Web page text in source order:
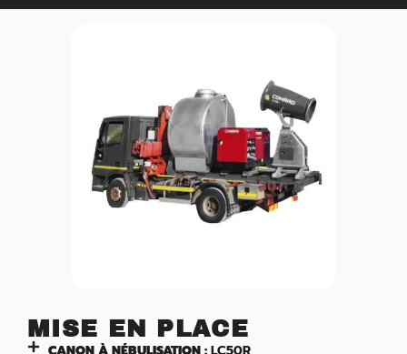
MISE EN PLACE